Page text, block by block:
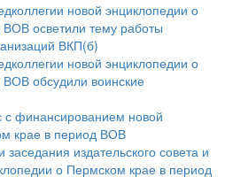
новой энциклопедии о
осветили тему работы
ВКП(б)
новой энциклопедии о
обсудили воинские
с финансированием новой
крае в период ВОВ
издательского совета и
о Пермском крае в период